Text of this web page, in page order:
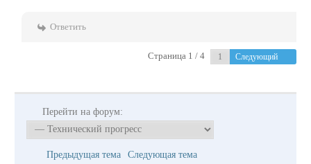
Ответить
Страница 1 / 4 Следующий
Перейти на форум:
Предыдущая тема Следующая тема